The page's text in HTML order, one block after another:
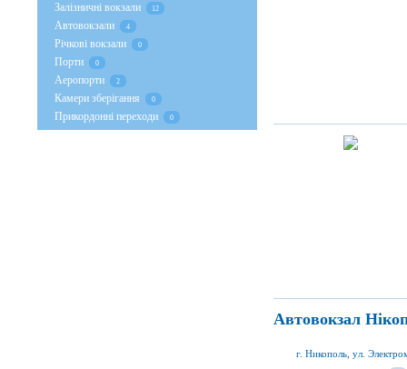
Автовокзал
г. Никополь, ул.
Залізничні вокзали 12
Автовокзали 4
Річкові вокзали 0
Порти 0
Аеропорти 2
Камери зберігання 0
Прикордонні переходи 0